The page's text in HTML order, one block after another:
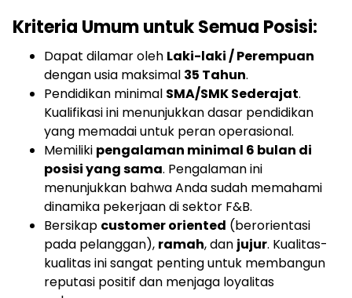
Kriteria Umum untuk Semua Posisi:
Dapat dilamar oleh Laki-laki / Perempuan
dengan usia maksimal 35 Tahun.
Pendidikan minimal SMA/SMK Sederajat.
Kualifikasi ini menunjukkan dasar pendidikan
yang memadai untuk peran operasional.
Memiliki pengalaman minimal 6 bulan di
posisi yang sama. Pengalaman ini
menunjukkan bahwa Anda sudah memahami
dinamika pekerjaan di sektor F&B.
Bersikap customer oriented (berorientasi
pada pelanggan), ramah, dan jujur. Kualitas-
kualitas ini sangat penting untuk membangun
reputasi positif dan menjaga loyalitas